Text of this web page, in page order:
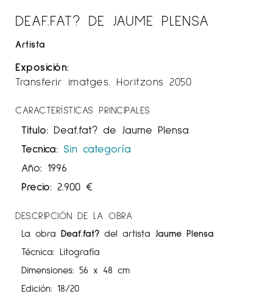
DEAF.FAT? DE JAUME PLENSA
Artista
Exposición:
Transferir imatges. Horitzons 2050
CARACTERÍSTICAS PRINCIPALES
Título: Deaf.fat? de Jaume Plensa
Tecnica: Sin categoría
Año: 1996
Precio: 2.900 €
DESCRIPCIÓN DE LA OBRA
La obra Deaf.fat? del artista Jaume Plensa
Técnica: Litografía
Dimensiones: 56 x 48 cm
Edición: 18/20